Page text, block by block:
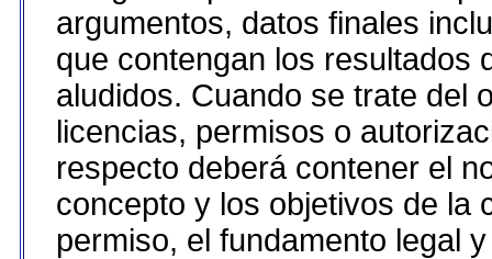
argumentos, datos finales
que contengan los resultados
aludidos. Cuando se trate del
licencias, permisos o
respecto deberá contener el
concepto y los objetivos de la
permiso, el fundamento legal